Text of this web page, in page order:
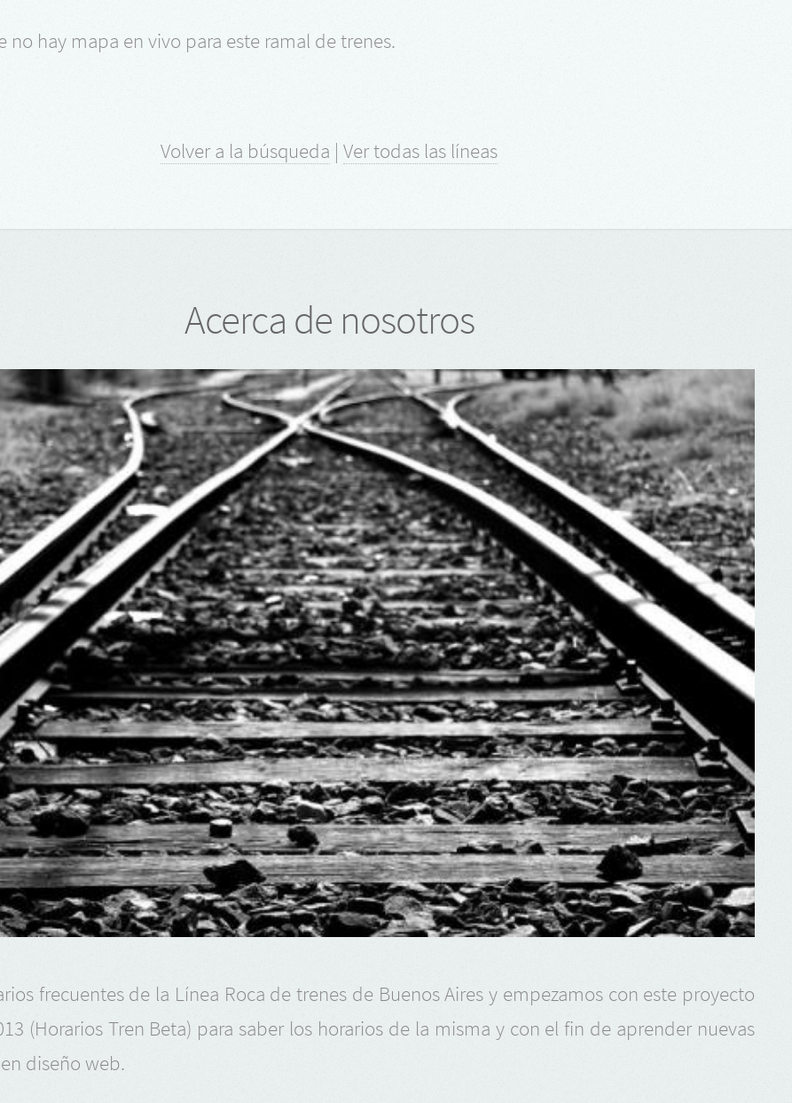
no hay mapa en vivo para este ramal de trenes.
Volver a la búsqueda | Ver todas las líneas
Acerca de nosotros
frecuentes de la Línea Roca de trenes de Buenos Aires y empezamos con este proyecto
(Horarios Tren Beta) para saber los horarios de la misma y con el fin de aprender nuevas
diseño web.